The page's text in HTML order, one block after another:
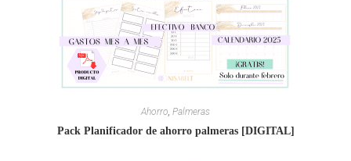
Ahorro Palmeras
Pack Planificador de ahorro palmeras [DIGITAL]